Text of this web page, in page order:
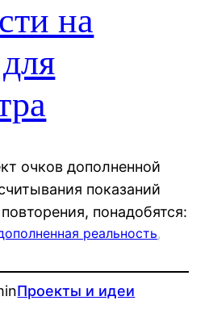
на
очков дополненной
показаний
понадобятся:
реальность
Проекты и идеи